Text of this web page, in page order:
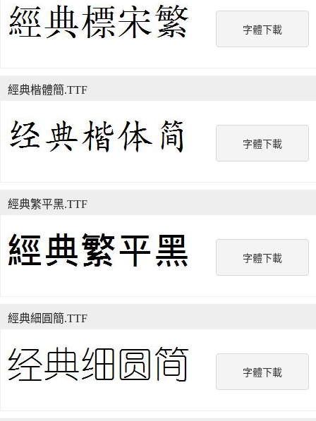
字體下載
字體下載
經典楷體簡.TTF
字體下載
經典繁平黑.TTF
字體下載
經典細圓簡.TTF